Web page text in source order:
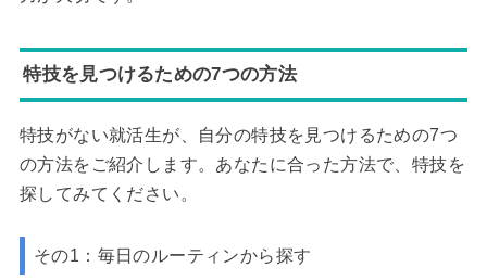
特技を見つけるための7つの方法
特技がない就活生が、自分の特技を見つけるための7つ
の方法をご紹介します。あなたに合った方法で、特技を
探してみてください。
その1：毎日のルーティンから探す